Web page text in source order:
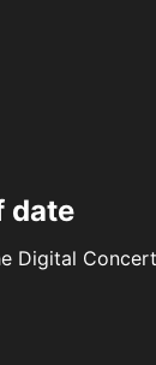
date
Digital